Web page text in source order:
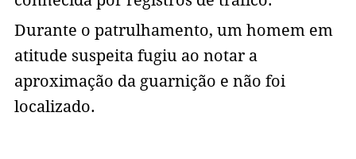
Durante o patrulhamento, um homem em
atitude suspeita fugiu ao notar a
aproximação da guarnição e não foi
localizado.